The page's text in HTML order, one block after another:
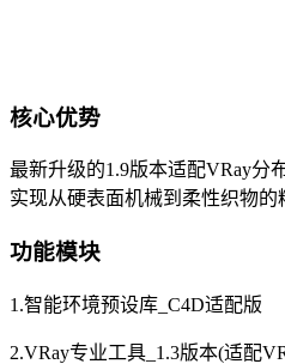
核心优势
最新升级的1.9版本适配VRay分
实现从硬表面机械到柔性织物
功能模块
1.智能环境预设库_C4D适配版
2.VRay专业工具_1.3版本(适配